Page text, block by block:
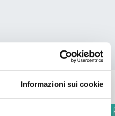
Informazioni sui cookie